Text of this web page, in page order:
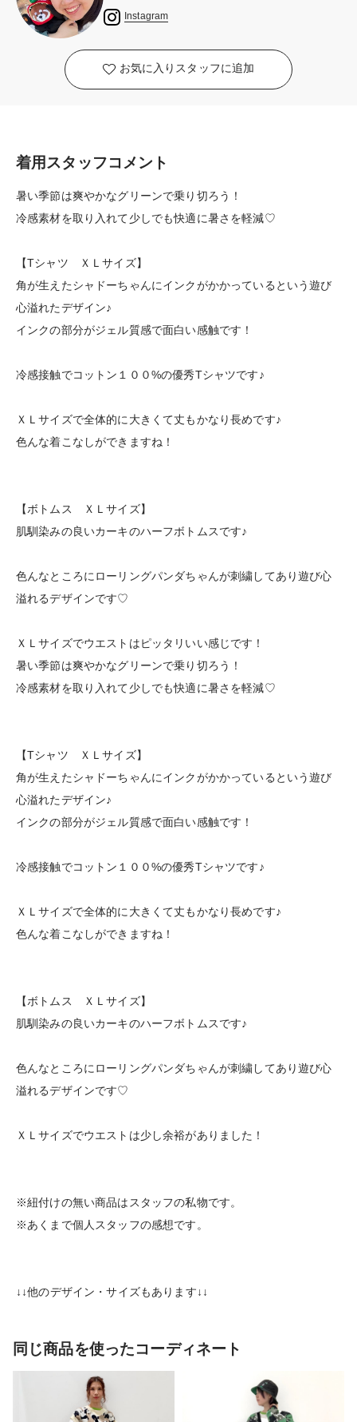
Instagram
お気に入りスタッフに追加
着用スタッフコメント
暑い季節は爽やかなグリーンで乗り切ろう！
冷感素材を取り入れて少しでも快適に暑さを軽減♡
【Tシャツ ＸＬサイズ】
角が生えたシャドーちゃんにインクがかかっているという遊び
心溢れたデザイン♪
インクの部分がジェル質感で面白い感触です！
冷感接触でコットン１００%の優秀Tシャツです♪
ＸＬサイズで全体的に大きくて丈もかなり長めです♪
色んな着こなしができますね！
【ボトムス ＸＬサイズ】
肌馴染みの良いカーキのハーフボトムスです♪
色んなところにローリングパンダちゃんが刺繍してあり遊び心
溢れるデザインです♡
ＸＬサイズでウエストはピッタリいい感じです！
暑い季節は爽やかなグリーンで乗り切ろう！
冷感素材を取り入れて少しでも快適に暑さを軽減♡
【Tシャツ ＸＬサイズ】
角が生えたシャドーちゃんにインクがかかっているという遊び
心溢れたデザイン♪
インクの部分がジェル質感で面白い感触です！
冷感接触でコットン１００%の優秀Tシャツです♪
ＸＬサイズで全体的に大きくて丈もかなり長めです♪
色んな着こなしができますね！
【ボトムス ＸＬサイズ】
肌馴染みの良いカーキのハーフボトムスです♪
色んなところにローリングパンダちゃんが刺繍してあり遊び心
溢れるデザインです♡
ＸＬサイズでウエストは少し余裕がありました！
※紐付けの無い商品はスタッフの私物です。
※あくまで個人スタッフの感想です。
↓↓他のデザイン・サイズもあります↓↓
同じ商品を使ったコーディネート